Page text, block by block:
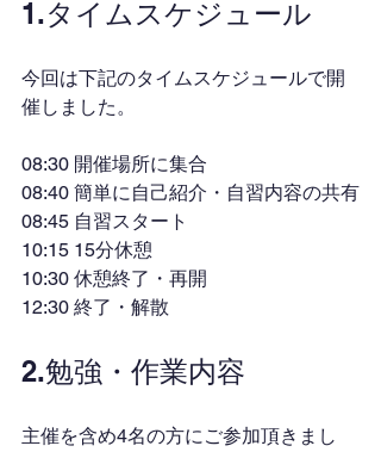
1.タイムスケジュール
今回は下記のタイムスケジュールで開
催しました。
08:30 開催場所に集合
08:40 簡単に自己紹介・自習内容の共有
08:45 自習スタート
10:15 15分休憩
10:30 休憩終了・再開
12:30 終了・解散
2.勉強・作業内容
主催を含め4名の方にご参加頂きまし